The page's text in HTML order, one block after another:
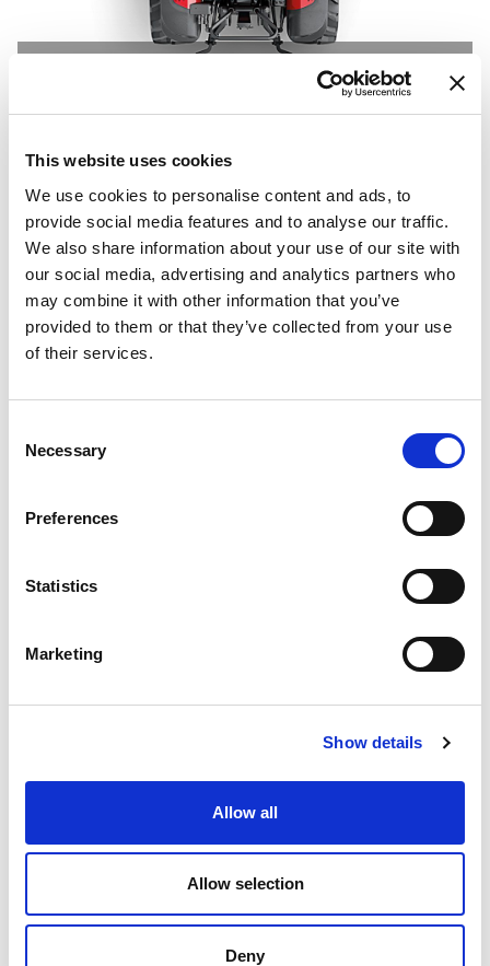
This website uses cookies
We use cookies to personalise content and ads, to
provide social media features and to analyse our traffic.
We also share information about your use of our site with
our social media, advertising and analytics partners who
may combine it with other information that you’ve
provided to them or that they’ve collected from your use
of their services.
Selection
Necessary
Preferences
Statistics
Marketing
Show details
Allow all
Allow selection
Deny